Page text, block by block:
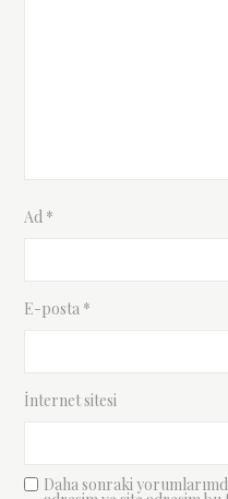
Ad *
E-posta *
İnternet sitesi
Daha sonraki